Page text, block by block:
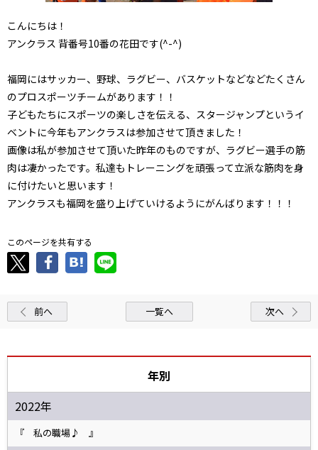
こんにちは！
アンクラス 背番号10番の花田です(^-^)
福岡にはサッカー、野球、ラグビー、バスケットなどなどたくさん
のプロスポーツチームがあります！！
子どもたちにスポーツの楽しさを伝える、スタージャンプというイ
ベントに今年もアンクラスは参加させて頂きました！
画像は私が参加させて頂いた昨年のものですが、ラグビー選手の筋
肉は凄かったです。私達もトレーニングを頑張って立派な筋肉を身
に付けたいと思います！
アンクラスも福岡を盛り上げていけるようにがんばります！！！
このページを共有する
前へ 一覧へ 次へ
年別
2022年
『 私の職場♪ 』